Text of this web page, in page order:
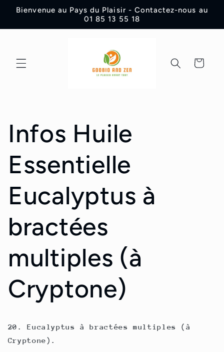
passer
contenu
Bienvenue au Pays du Plaisir - Contactez-nous au
01 85 13 55 18
Panier
Infos Huile
Essentielle
Eucalyptus à
bractées
multiples (à
Cryptone)
20. Eucalyptus à bractées multiples (à
Cryptone).